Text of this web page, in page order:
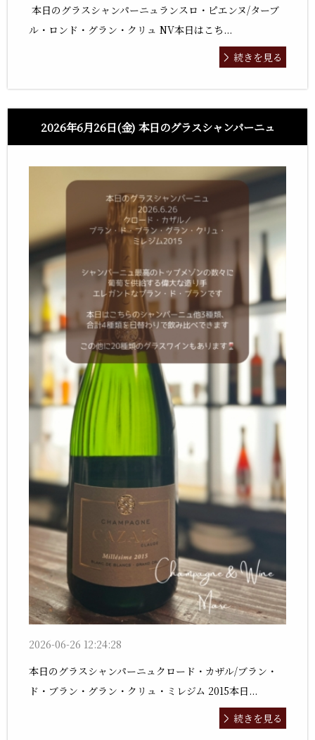
本日のグラスシャンパーニュランスロ・ピエンヌ/ターブ
ル・ロンド・グラン・クリュ NV本日はこち...
続きを見る
2026年6月26日(金) 本日のグラスシャンパーニュ
2026-06-26 12:24:28
本日のグラスシャンパーニュクロード・カザル/ブラン・
ド・ブラン・グラン・クリュ・ミレジム 2015本日...
続きを見る